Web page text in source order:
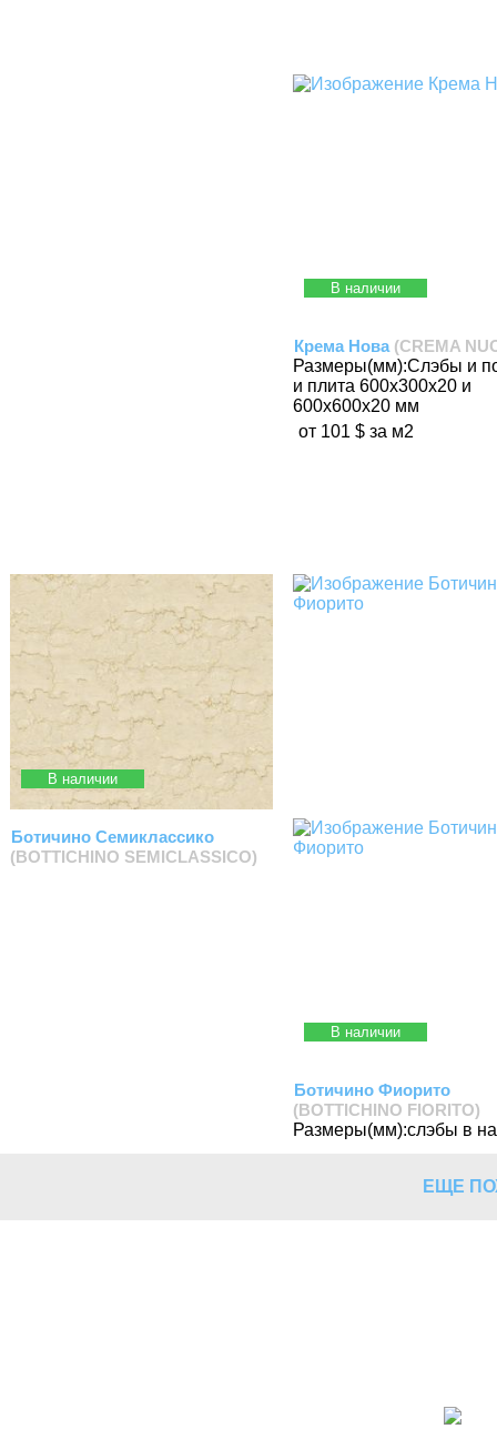
В наличии
Крема Нова (CREMA
Размеры(мм):Слэбы и
и плита 600х300х20 и
600х600х20 мм
от 101 $ за м2
В наличии
Ботичино Семиклассико
(BOTTICHINO SEMICLASSICO)
В наличии
Ботичино Фиорито
(BOTTICHINO FIORITO)
Размеры(мм):слэбы в
ЕЩЕ